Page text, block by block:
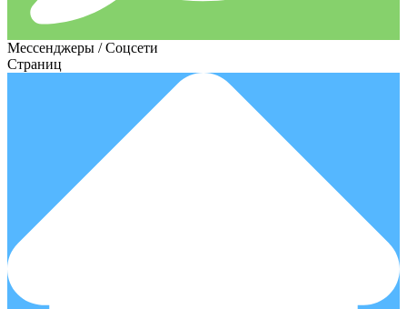
Мессенджеры / Соцсети
Страниц